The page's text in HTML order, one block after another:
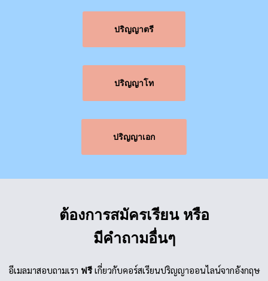
ปริญญาตรี
ปริญญาโท
ปริญญาเอก
ต้องการสมัครเรียน หรือ
มีคำถามอื่นๆ
อีเมลมาสอบถามเรา ฟรีเกี่ยวกับคอร์สเรียนปริญญาออนไลน์จากอังกฤษ